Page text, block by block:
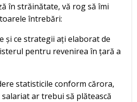
în străinătate, vă rog să îmi
întrebări:
ce strategii ați elaborat de
pentru revenirea în țară a
statisticile conform cărora,
ar trebui să plătească